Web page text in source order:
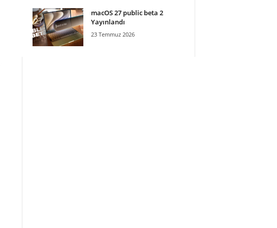
macOS 27 public beta 2
Yayınlandı
23 Temmuz 2026